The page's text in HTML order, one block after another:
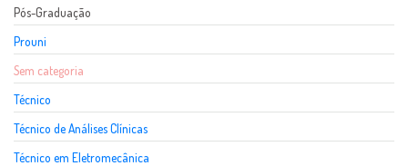
Pós-Graduação
Prouni
Sem categoria
Técnico
Técnico de Análises Clínicas
Técnico em Eletromecânica